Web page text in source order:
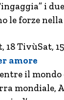
i
le forze
18 TivùSat,
amore
il mondo
mondiale,